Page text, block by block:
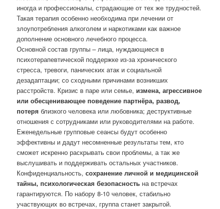
иногда и профессионалы, страдающие от тех же трудностей.
Такая терапия особенно необходима при лечении от
злоупотребления алкоголем и наркотиками как важное
дополнение основного лечебного процесса.
Основной состав группы – лица, нуждающиеся в
психотерапевтической поддержке из-за хронического
стресса, тревоги, панических атак и социальной
дезадаптации; со сходными причинами возникших
расстройств. Кризис в паре или семье, измена, агрессивное
или обесценивающее поведение партнёра, развод,
потеря близкого человека или любовника; деструктивные
отношения с сотрудниками или руководителями на работе.
Еженедельные групповые сеансы будут особенно
эффективны и дадут несомненные результаты тем, кто
сможет искренно раскрывать свои проблемы, а так же
выслушивать и поддерживать остальных участников.
Конфиденциальность,сохранение личной и медицинской
тайны, психологическая безопасность на встречах
гарантируются. По набору 8-10 человек, стабильно
участвующих во встречах, группа станет закрытой.